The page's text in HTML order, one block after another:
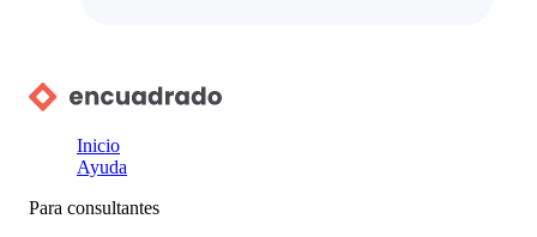
Inicio
Ayuda
Para consultantes